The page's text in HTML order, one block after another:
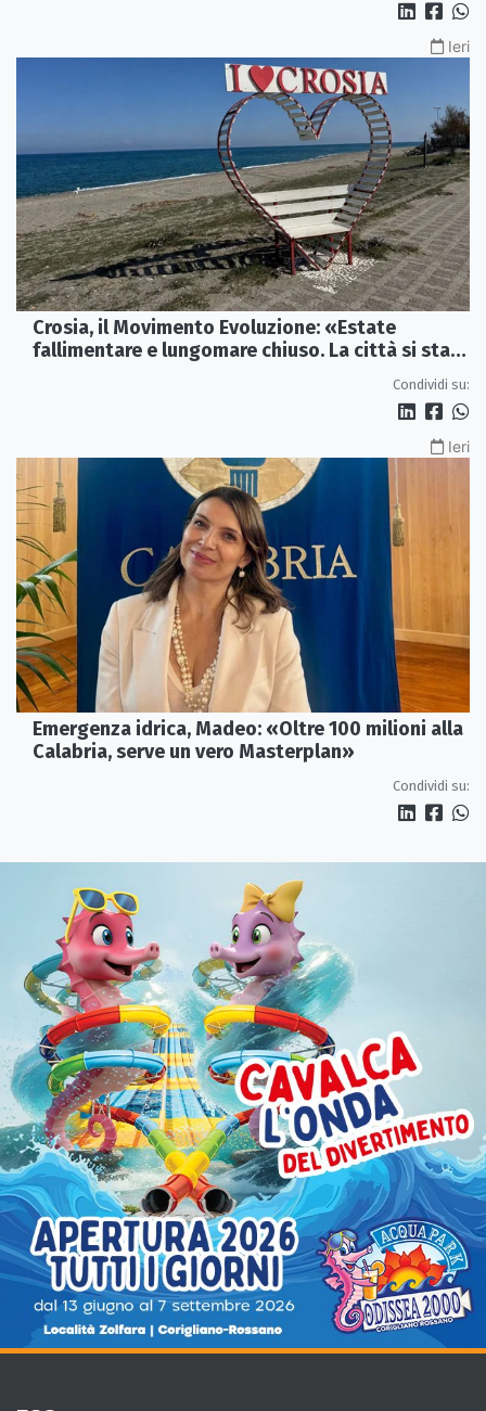
Ieri
Crosia, il Movimento Evoluzione: «Estate
fallimentare e lungomare chiuso. La città si sta
Condividi su:
Ieri
Emergenza idrica, Madeo: «Oltre 100 milioni alla
Calabria, serve un vero Masterplan»
Condividi su: